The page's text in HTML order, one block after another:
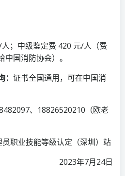
；中级鉴定费 420 元/人（费
国消防协会）。
证书全国通用，可在中国消
、18826520210（欧老
职业技能等级认定（深圳）站
2023年7月24日